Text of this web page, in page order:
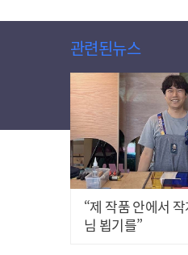
관련된뉴스
“제 작품 안에서
님 뵙기를”